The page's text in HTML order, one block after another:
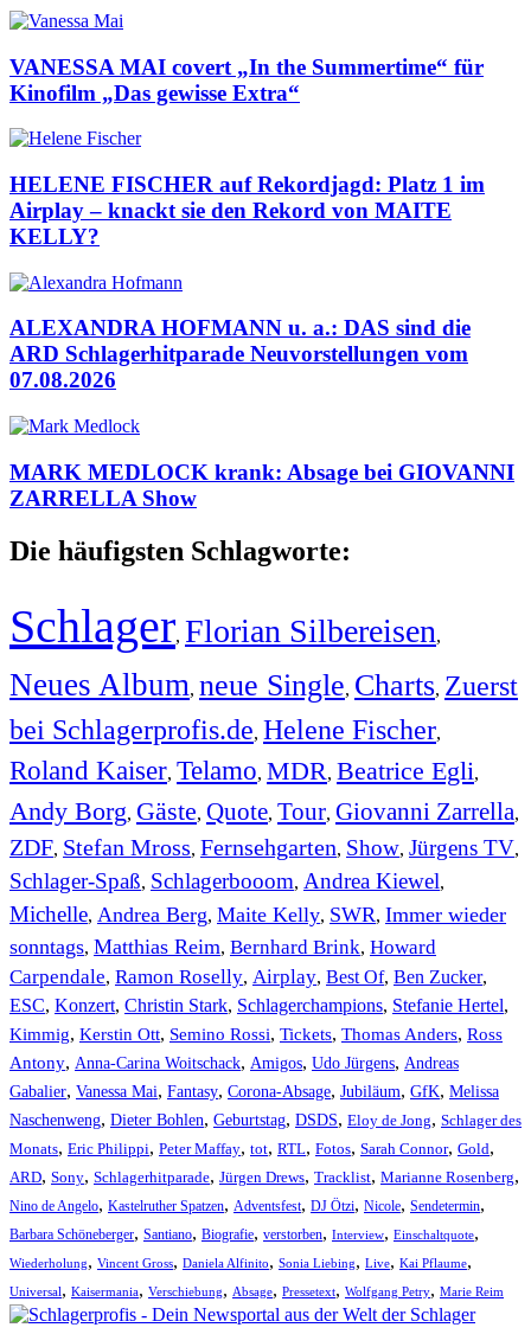
VANESSA MAI covert „In the Summertime“ für
Kinofilm „Das gewisse Extra“
HELENE FISCHER auf Rekordjagd: Platz 1 im
Airplay – knackt sie den Rekord von MAITE
KELLY?
ALEXANDRA HOFMANN u. a.: DAS sind die
ARD Schlagerhitparade Neuvorstellungen vom
07.08.2026
MARK MEDLOCK krank: Absage bei GIOVANNI
ZARRELLA Show
Die häufigsten Schlagworte:
Schlager, Florian Silbereisen,
Neues Album, neue Single, Charts, Zuerst
bei Schlagerprofis.de, Helene Fischer,
Roland Kaiser, Telamo, MDR, Beatrice Egli,
Andy Borg, Gäste, Quote, Tour, Giovanni Zarrella,
ZDF, Stefan Mross, Fernsehgarten, Show, Jürgens TV,
Schlager-Spaß, Schlagerbooom, Andrea Kiewel,
Michelle, Andrea Berg, Maite Kelly, SWR, Immer wieder
sonntags, Matthias Reim, Bernhard Brink, Howard
Carpendale, Ramon Roselly, Airplay, Best Of, Ben Zucker,
ESC, Konzert, Christin Stark, Schlagerchampions, Stefanie Hertel,
Kimmig, Kerstin Ott, Semino Rossi, Tickets, Thomas Anders, Ross
Antony, Anna-Carina Woitschack, Amigos, Udo Jürgens, Andreas
Gabalier, Vanessa Mai, Fantasy, Corona-Absage, Jubiläum, GfK, Melissa
Naschenweng, Dieter Bohlen, Geburtstag, DSDS, Eloy de Jong, Schlager des
Monats, Eric Philippi, Peter Maffay, tot, RTL, Fotos, Sarah Connor, Gold,
ARD, Sony, Schlagerhitparade, Jürgen Drews, Tracklist, Marianne Rosenberg,
Nino de Angelo, Kastelruther Spatzen, Adventsfest, DJ Ötzi, Nicole, Sendetermin,
Barbara Schöneberger, Santiano, Biografie, verstorben, Interview, Einschaltquote,
Wiederholung, Vincent Gross, Daniela Alfinito, Sonia Liebing, Live, Kai Pflaume,
Universal, Kaisermania, Verschiebung, Absage, Pressetext, Wolfgang Petry, Marie Reim